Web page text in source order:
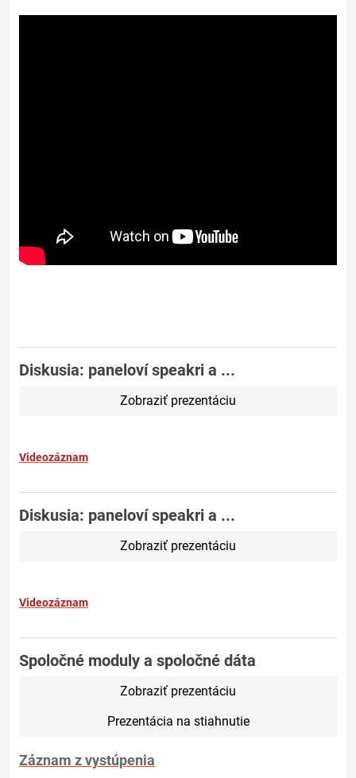
Diskusia: paneloví speakri a ...
Zobraziť prezentáciu
Videozáznam
Diskusia: paneloví speakri a ...
Zobraziť prezentáciu
Videozáznam
Spoločné moduly a spoločné dáta
Zobraziť prezentáciu
Prezentácia na stiahnutie
Záznam z vystúpenia